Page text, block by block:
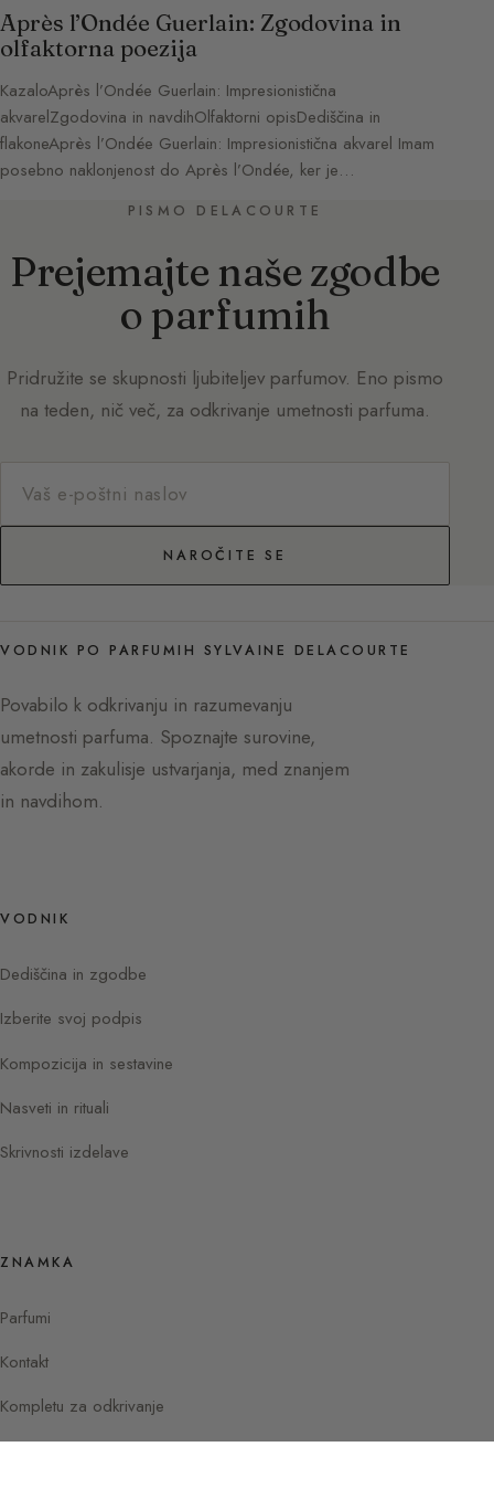
Après l’Ondée Guerlain: Zgodovina in
olfaktorna poezija
KazaloAprès l’Ondée Guerlain: Impresionistična
akvarelZgodovina in navdihOlfaktorni opisDediščina in
flakoneAprès l’Ondée Guerlain: Impresionistična akvarel Imam
posebno naklonjenost do Après l’Ondée, ker je…
PISMO DELACOURTE
Prejemajte naše zgodbe
o parfumih
Pridružite se skupnosti ljubiteljev parfumov. Eno pismo
na teden, nič več, za odkrivanje umetnosti parfuma.
NAROČITE SE
VODNIK PO PARFUMIH SYLVAINE DELACOURTE
Povabilo k odkrivanju in razumevanju
umetnosti parfuma. Spoznajte surovine,
akorde in zakulisje ustvarjanja, med znanjem
in navdihom.
VODNIK
Dediščina in zgodbe
Izberite svoj podpis
Kompozicija in sestavine
Nasveti in rituali
Skrivnosti izdelave
ZNAMKA
Parfumi
Kontakt
Kompletu za odkrivanje